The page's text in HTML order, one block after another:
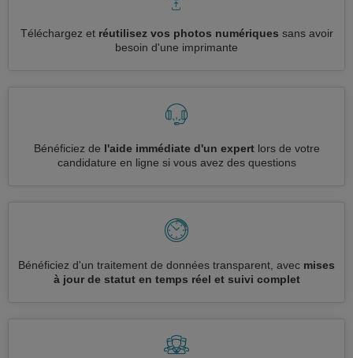
Téléchargez et réutilisez vos photos numériques sans avoir
besoin d'une imprimante
Bénéficiez de l'aide immédiate d'un expertlors de votre
candidature en ligne si vous avez des questions
Bénéficiez d'un traitement de données transparent, avec mises
à jour de statut en temps réel et suivi complet